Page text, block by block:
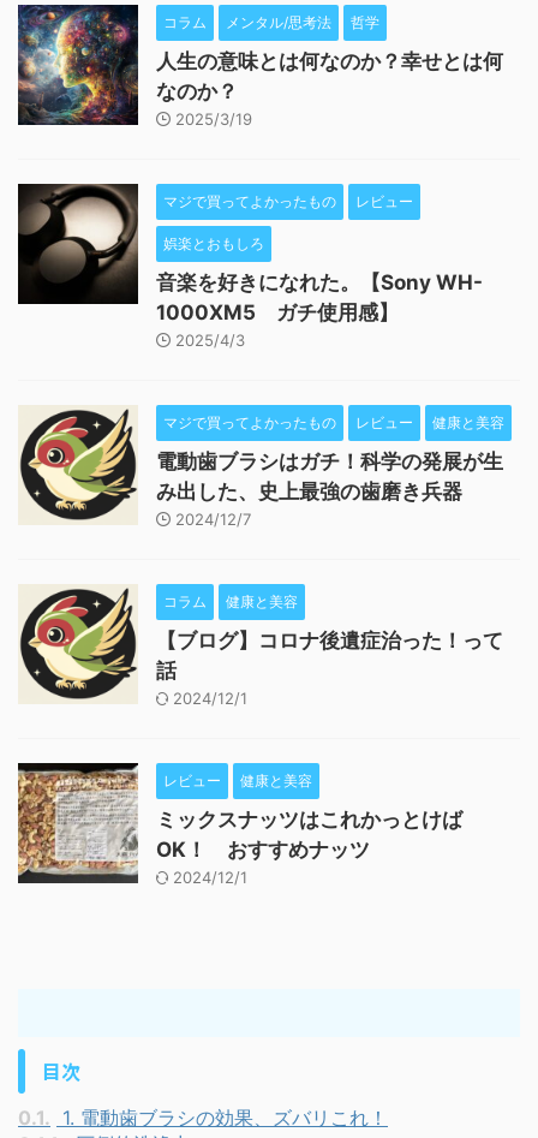
コラム メンタル/思考法 哲学
人生の意味とは何なのか？幸せとは何
なのか？
2025/3/19
マジで買ってよかったもの レビュー
娯楽とおもしろ
音楽を好きになれた。【Sony WH-
1000XM5 ガチ使用感】
2025/4/3
マジで買ってよかったもの レビュー 健康と美容
電動歯ブラシはガチ！科学の発展が生
み出した、史上最強の歯磨き兵器
2024/12/7
コラム 健康と美容
【ブログ】コロナ後遺症治った！って
話
2024/12/1
レビュー 健康と美容
ミックスナッツはこれかっとけば
OK！ おすすめナッツ
2024/12/1
目次
0.1. 1. 電動歯ブラシの効果、ズバリこれ！